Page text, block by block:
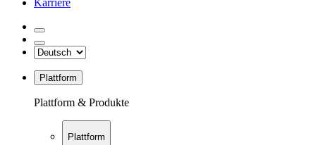
Karriere
Plattform
Plattform & Produkte
Plattform